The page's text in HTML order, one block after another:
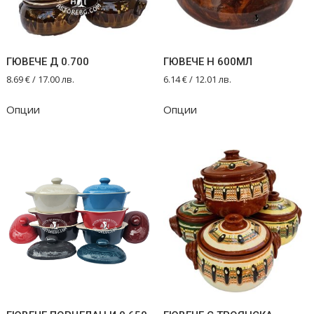
ГЮВЕЧЕ Д 0.700
8.69€/ 17.00 лв.
Опции
ГЮВЕЧЕ Н 600МЛ
6.14€/ 12.01 лв.
Опции